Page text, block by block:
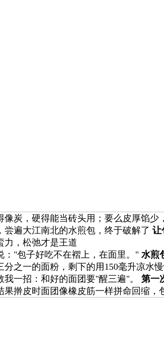
像炭，硬得能当砖头用；要么皮厚馅
尝遍大江南北的水煎包，终于破解了 让
力，松弛才是王道
："包子好吃不在褶上，在面里。" 水煎
分之一的面粉，剩下的用150毫升凉水
我一招：和好的面团要"醒三遍"。 第一
果擀皮时面团像橡皮筋一样拼命回缩，